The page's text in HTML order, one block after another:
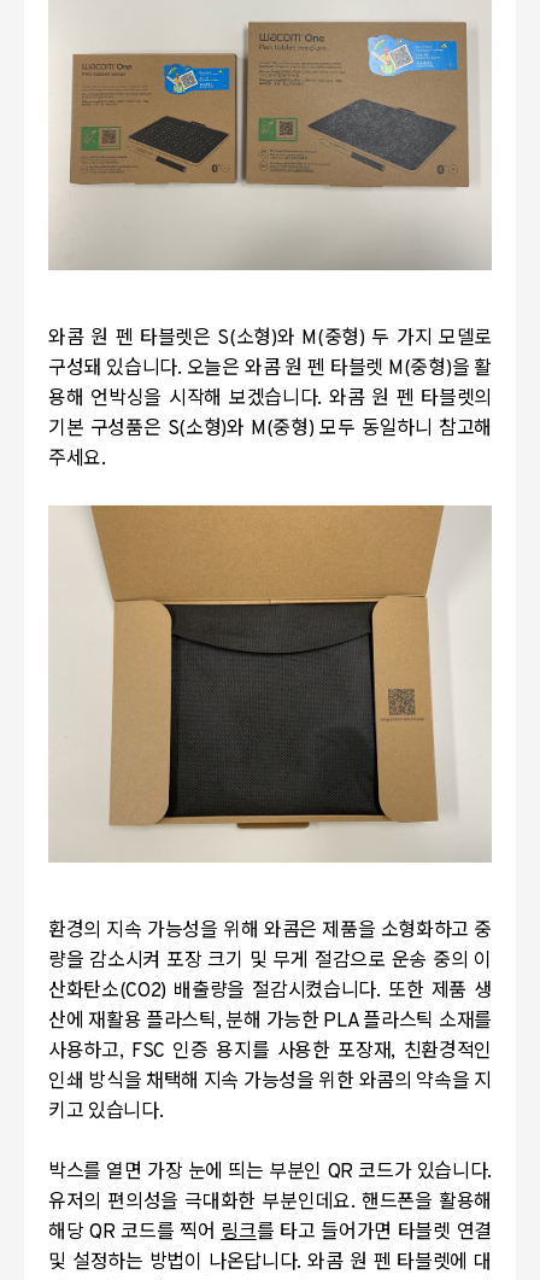
와콤 원 펜 타블렛은 S(소형)와 M(중형) 두 가지 모델로
구성돼 있습니다. 오늘은 와콤 원 펜 타블렛 M(중형)을 활
용해 언박싱을 시작해 보겠습니다. 와콤 원 펜 타블렛의
기본 구성품은 S(소형)와 M(중형)모두 동일하니 참고해
주세요.
환경의 지속 가능성을 위해 와콤은 제품을 소형화하고 중
량을 감소시켜 포장 크기 및 무게 절감으로 운송 중의 이
산화탄소(CO2) 배출량을 절감시켰습니다. 또한 제품 생
산에 재활용 플라스틱, 분해 가능한 PLA 플라스틱 소재를
사용하고, FSC 인증 용지를 사용한 포장재, 친환경적인
인쇄 방식을 채택해 지속 가능성을 위한 와콤의 약속을 지
키고 있습니다.
박스를 열면 가장 눈에 띄는 부분인 QR코드가 있습니다.
유저의 편의성을 극대화한 부분인데요. 핸드폰을 활용해
해당QR코드를 찍어링크를 타고 들어가면 타블렛 연결
및 설정하는 방법이 나온답니다.와콤 원 펜 타블렛에 대